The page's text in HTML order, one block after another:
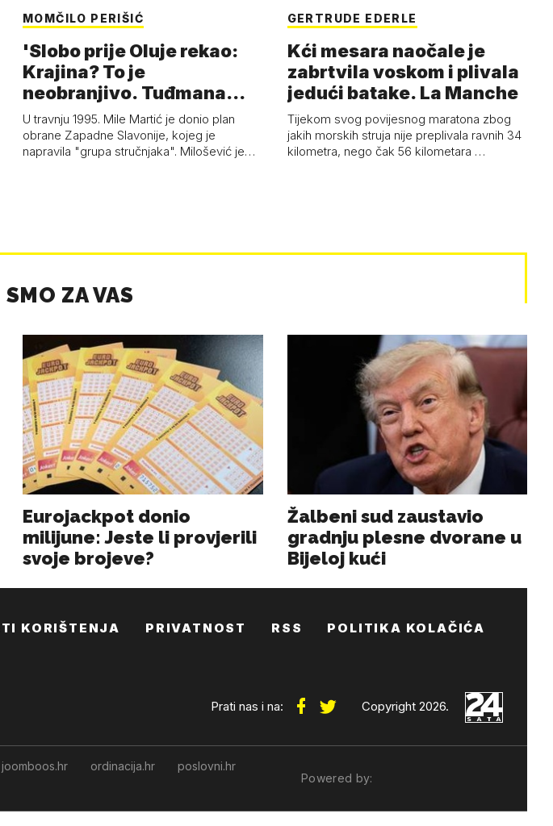
MOMČILO PERIŠIĆ
'Slobo prije Oluje rekao:
Krajina? To je
neobranjivo. Tuđmana
zvao Krivousti'
U travnju 1995. Mile Martić je donio plan
obrane Zapadne Slavonije, kojeg je
napravila "grupa stručnjaka". Milošević je…
GERTRUDE EDERLE
Kći mesara naočale je
zabrtvila voskom i plivala
jedući batake. La Manche
Tijekom svog povijesnog maratona zbog
jakih morskih struja nije preplivala ravnih 34
kilometra, nego čak 56 kilometara …
KORIŠTENJA PRIVATNOST RSS POLITIKA KOLAČIĆA
Prati nas i na: Copyright 2026.
joomboos.hr ordinacija.hr
poslovni.hr
Powered by: